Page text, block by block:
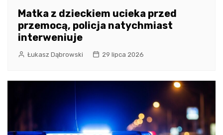
Matka z dzieckiem ucieka przed
przemocą, policja natychmiast
interweniuje
Łukasz Dąbrowski 29 lipca 2026